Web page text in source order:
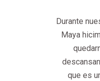
Durante
Maya
que es